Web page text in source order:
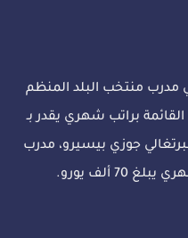
منتخب البلد المنظم
القائمة براتب شهري يقدر بـ
البرتغالي جوزي بيسيرو، مدرب
70 ألف يورو.